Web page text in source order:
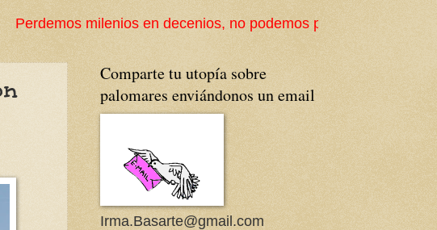
en decenios, no podemos perder la cultura popular ni su
Comparte tu utopía sobre
palomares enviándonos un email
Irma.Basarte@gmail.com